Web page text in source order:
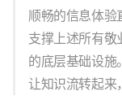
顺畅的信息体验
支撑上述所有敬
的底层基础设施
让知识流转起来